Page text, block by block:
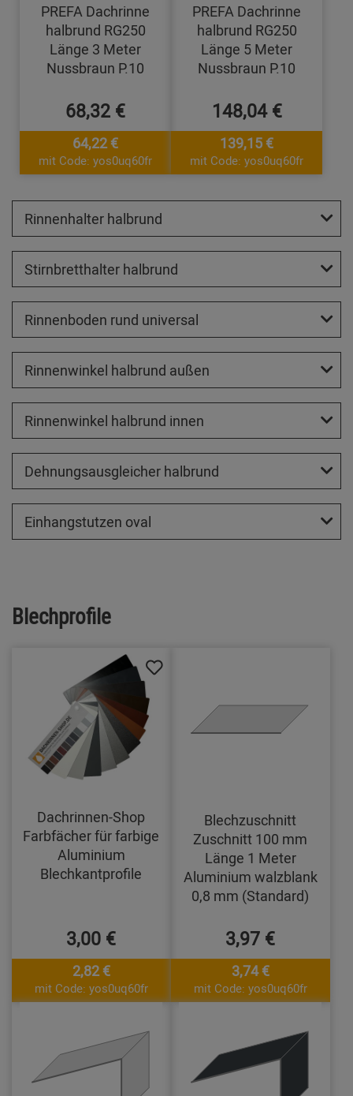
PREFA Dachrinne
halbrund RG250
Länge 3 Meter
Nussbraun P.10
68,32 €
64,22 €
mit Code: yos0uq60fr
PREFA Dachrinne
halbrund RG250
Länge 5 Meter
Nussbraun P.10
148,04 €
139,15 €
mit Code: yos0uq60fr
Rinnenhalter halbrund
Stirnbretthalter halbrund
Rinnenboden rund universal
Rinnenwinkel halbrund außen
Rinnenwinkel halbrund innen
Dehnungsausgleicher halbrund
Einhangstutzen oval
Blechprofile
Dachrinnen-Shop
Farbfächer für farbige
Aluminium
Blechkantprofile
3,00 €
2,82 €
mit Code: yos0uq60fr
Blechzuschnitt
Zuschnitt 100 mm
Länge 1 Meter
Aluminium walzblank
0,8 mm (Standard)
3,97 €
3,74 €
mit Code: yos0uq60fr